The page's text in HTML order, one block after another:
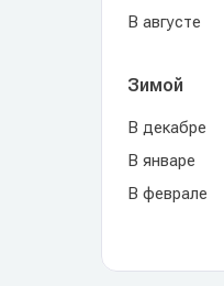
В августе
Зимой
В декабре
В январе
В феврале